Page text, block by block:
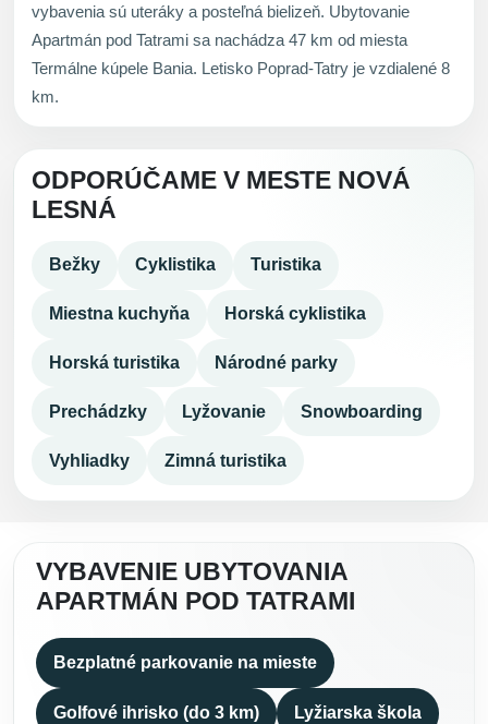
vybavenia sú uteráky a posteľná bielizeň. Ubytovanie
Apartmán pod Tatrami sa nachádza 47 km od miesta
Termálne kúpele Bania. Letisko Poprad-Tatry je vzdialené 8
km.
ODPORÚČAME V MESTE NOVÁ
LESNÁ
Bežky Cyklistika Turistika
Miestna kuchyňa Horská cyklistika
Horská turistika Národné parky
Prechádzky Lyžovanie Snowboarding
Vyhliadky Zimná turistika
VYBAVENIE UBYTOVANIA
APARTMÁN POD TATRAMI
Bezplatné parkovanie na mieste
Golfové ihrisko (do 3 km) Lyžiarska škola